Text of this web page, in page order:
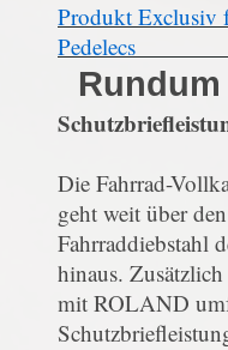
Produkt Exclusiv
Die Fahrrad-
geht weit über
Fahrraddiebstahl
hinaus.
mit ROLAND